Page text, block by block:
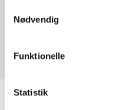
Nødvendig
Funktionelle
Statistik
Fra